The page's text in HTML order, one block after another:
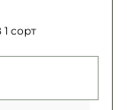
В 1 сорт